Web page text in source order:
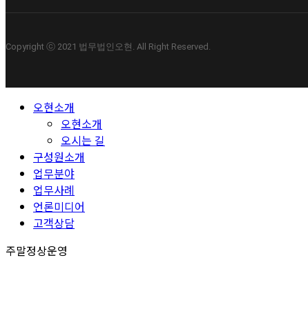
Copyright ⓒ 2021 법무법인오현. All Right Reserved.
Close 오현소개
오현소개
오시는 길
구성원소개
업무분야
업무사례
언론미디어
고객상담
주말정상운영